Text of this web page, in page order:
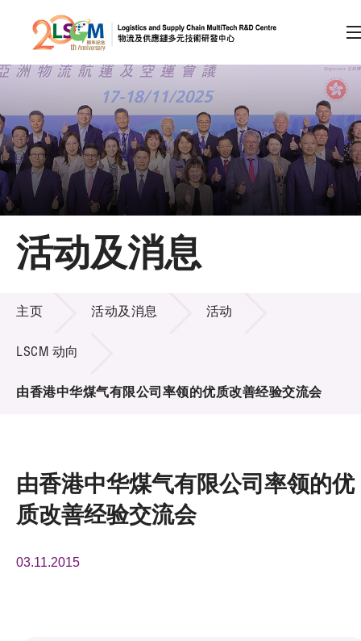
跳到内容（按回车键）
会员登录
A A EN 繁 简
主页
关于LSCM
技术商品化
项目及资助计划
新闻中心
活动及消息
活动及消息
主页 活动及消息 活动
LSCM 动向
由香港中华煤气有限公司率领的优质改善经验交流会
由香港中华煤气有限公司率领的优
质改善经验交流会
03.11.2015